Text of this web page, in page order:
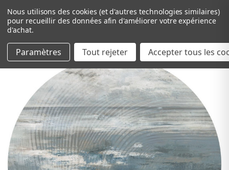
Passer au contenu principal
Nous utilisons des cookies (et d'autres technologies similaires)
pour recueillir des données afin d'améliorer votre expérience
d'achat.
Paramètres Tout rejeter Accepter tous les